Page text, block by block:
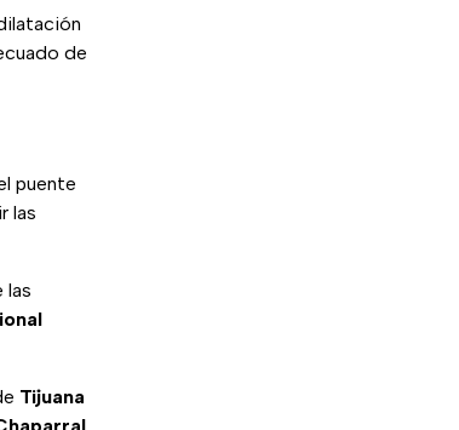
de
puente
las
las
Tijuana